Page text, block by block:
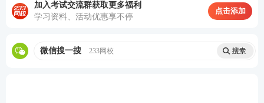
预约测试
第三次：5月12日
第四次：7月11日
第六次：10月26日
4月26日15时
第四次：6月25日15时至
8月2日15时
加入考试交流群获取更多福利
学习资料、活动优惠享不停
点击添加
微信搜一搜 233网校